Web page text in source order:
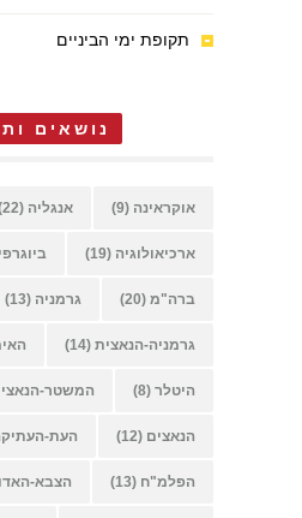
תקופת ימי הביניים
נושאים
אוקראינה (9) אנגליה (22)
ארכיאולוגיה (19)
ברה"מ (20) גרמניה (13)
גרמניה-הנאצית (14)
היטלר (8) המשטר-הנאצי
הנאצים (12) העת-
הפלמ"ח (13) הצבא-